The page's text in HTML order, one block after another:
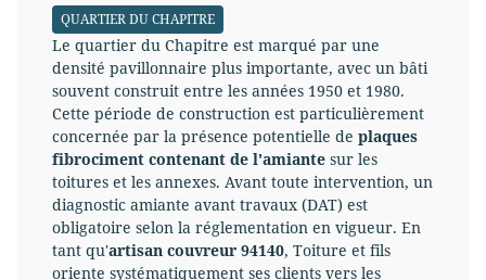
QUARTIER DU CHAPITRE
Le quartier du Chapitre est marqué par une
densité pavillonnaire plus importante, avec un bâti
souvent construit entre les années 1950 et 1980.
Cette période de construction est particulièrement
concernée par la présence potentielle de plaques
fibrociment contenant de l'amiante sur les
toitures et les annexes. Avant toute intervention, un
diagnostic amiante avant travaux (DAT) est
obligatoire selon la réglementation en vigueur. En
tant qu'artisan couvreur 94140, Toiture et fils
oriente systématiquement ses clients vers les